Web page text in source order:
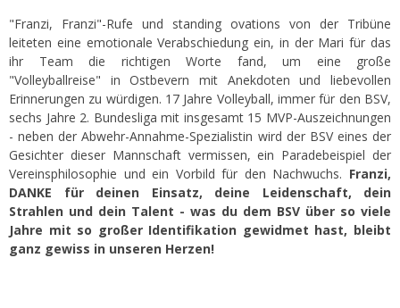
"Franzi, Franzi"-Rufe und standing ovations von der Tribüne
leiteten eine emotionale Verabschiedung ein, in der Mari für das
ihr Team die richtigen Worte fand, um eine große
"Volleyballreise" in Ostbevern mit Anekdoten und liebevollen
Erinnerungen zu würdigen. 17 Jahre Volleyball, immer für den BSV,
sechs Jahre 2. Bundesliga mit insgesamt 15 MVP-Auszeichnungen
- neben der Abwehr-Annahme-Spezialistin wird der BSV eines der
Gesichter dieser Mannschaft vermissen, ein Paradebeispiel der
Vereinsphilosophie und ein Vorbild für den Nachwuchs. Franzi,
DANKE für deinen Einsatz, deine Leidenschaft, dein
Strahlen und dein Talent - was du dem BSV über so viele
Jahre mit so großer Identifikation gewidmet hast, bleibt
ganz gewiss in unseren Herzen!